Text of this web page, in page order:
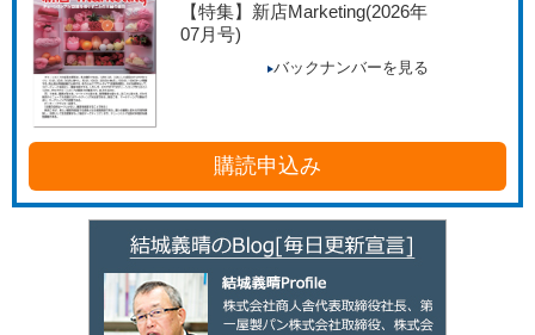
【特集】新店Marketing(2026年
07月号)
バックナンバーを見る
購読申込み